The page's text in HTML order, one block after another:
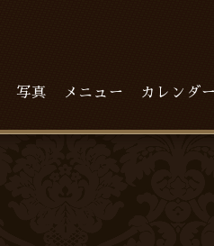
写真 メニュー カレンダー